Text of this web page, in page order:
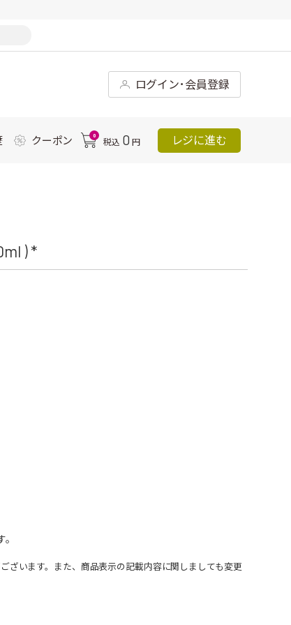
ログイン･会員登録
クーポン 0
税込 0 円 レジに進む
) *
います。また、商品表示の記載内容に関しましても変更